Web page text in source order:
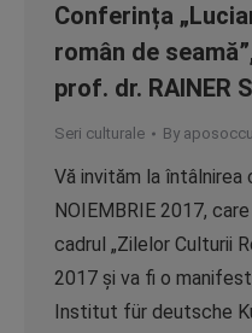
Conferința
român de
prof. dr. RAINER
Seri culturale By
Vă invităm la întâlnirea
NOIEMBRIE 2017,
cadrul „Zilelor Culturii
2017 şi va fi o
Institut für deutsche